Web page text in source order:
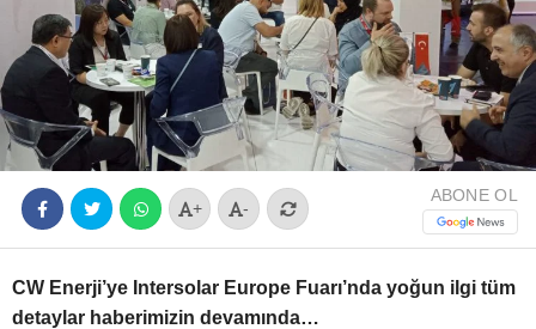
+ -
ABONE OL
CW Enerji’ye Intersolar Europe Fuarı’nda yoğun ilgi tüm
detaylar haberimizin devamında…